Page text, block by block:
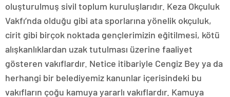
oluşturulmuş sivil toplum kuruluşlarıdır. Keza Okçuluk
Vakfı’nda olduğu gibi ata sporlarına yönelik okçuluk,
cirit gibi birçok noktada gençlerimizin eğitilmesi, kötü
alışkanlıklardan uzak tutulması üzerine faaliyet
gösteren vakıflardır. Netice itibariyle Cengiz Bey ya da
herhangi bir belediyemiz kanunlar içerisindeki bu
vakıfların çoğu kamuya yararlı vakıflardır. Kamuya